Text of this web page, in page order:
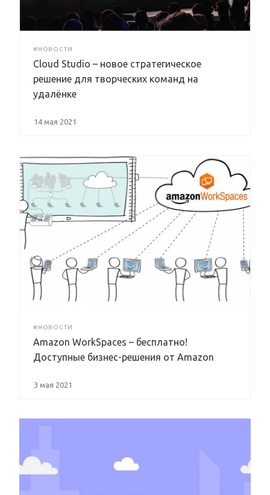
#НОВОСТИ
Cloud Studio – новое стратегическое
решение для творческих команд на
удалёнке
14 мая 2021
#НОВОСТИ
Amazon WorkSpaces – бесплатно!
Доступные бизнес-решения от Amazon
3 мая 2021